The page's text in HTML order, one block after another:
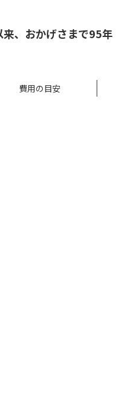
、 おかげさまで95年
費用の目安